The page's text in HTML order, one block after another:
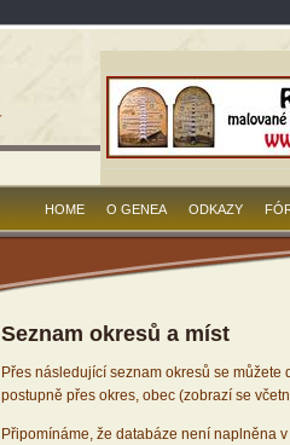
HOME O GENEA ODKAZY
Seznam okresů a míst
Přes následující seznam okresů se
postupně přes okres, obec (zobrazí se
Připomínáme, že databáze není naplněna